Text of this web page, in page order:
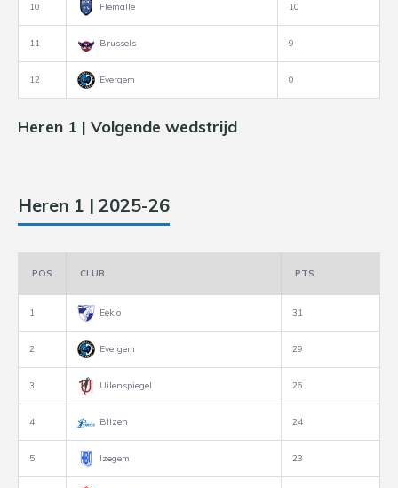
10 Flemalle 10
11 Brussels 9
12 Evergem 0
Heren 1 | Volgende wedstrijd
Heren 1 | 2025-26
POS CLUB PTS
1 Eeklo 31
2 Evergem 29
3 Uilenspiegel 26
4 Bilzen 24
5 Izegem 23